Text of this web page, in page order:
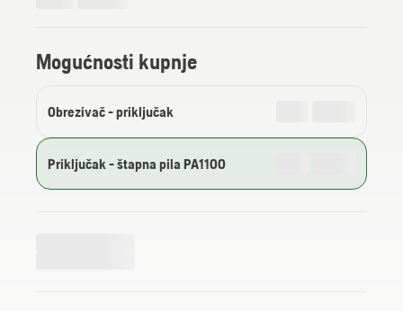
Mogućnosti kupnje
Obrezivač - priključak
Priključak - štapna pila PA1100